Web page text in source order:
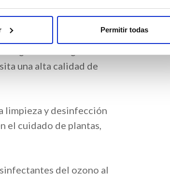
Permitir todas
del agua.
es especialmente útil
una alta calidad de
limpieza y desinfección
el cuidado de plantas,
del ozono al